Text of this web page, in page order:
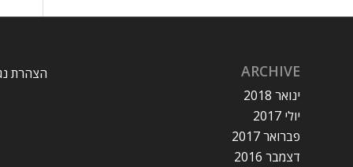
הצהרת ARCHIVE
ינואר 2018
יולי 2017
פברואר 2017
דצמבר 2016